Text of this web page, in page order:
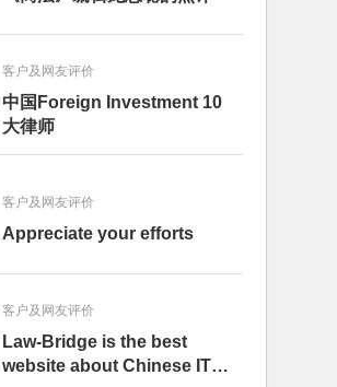
客户及网友评价
中国Foreign Investment 10
大律师
客户及网友评价
Appreciate your efforts
客户及网友评价
Law-Bridge is the best
website about Chinese IT